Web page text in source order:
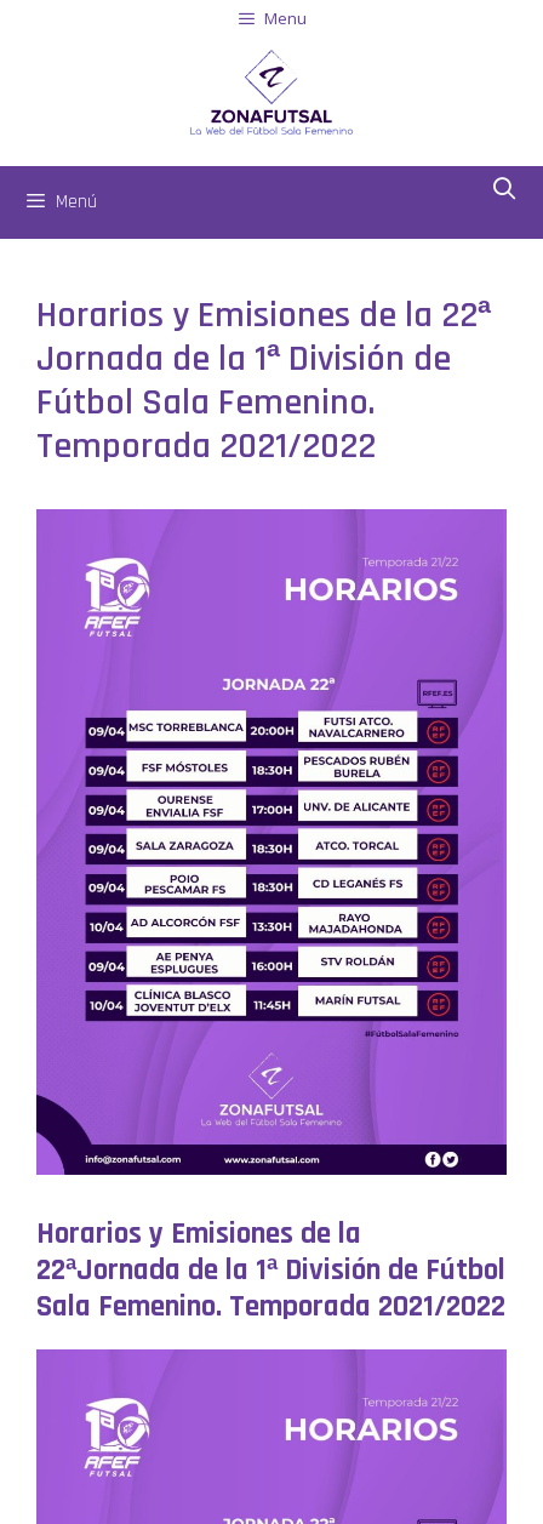
Menu
Menú
Horarios y Emisiones de la 22ª
Jornada de la 1ª División de
Fútbol Sala Femenino.
Temporada 2021/2022
Horarios y Emisiones de la
22ªJornada de la 1ª División de Fútbol
Sala Femenino. Temporada 2021/2022